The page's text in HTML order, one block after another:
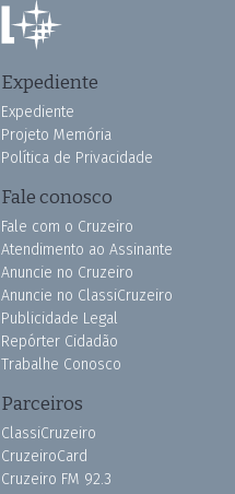
Expediente
Expediente
Projeto Memória
Política de Privacidade
Fale conosco
Fale com o Cruzeiro
Atendimento ao Assinante
Anuncie no Cruzeiro
Anuncie no ClassiCruzeiro
Publicidade Legal
Repórter Cidadão
Trabalhe Conosco
Parceiros
ClassiCruzeiro
CruzeiroCard
Cruzeiro FM 92.3